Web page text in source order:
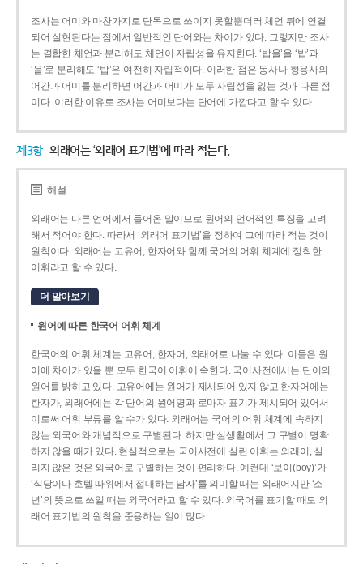
조사는 어미와 마찬가지로 단독으로 쓰이지 못할뿐더러 체언 뒤에 연결
되어 실현된다는 점에서 일반적인 단어와는 차이가 있다. 그렇지만 조사
는 결합한 체언과 분리해도 체언이 자립성을 유지한다. ‘밥을’을 ‘밥’과
‘을’로 분리해도 ‘밥’은 여전히 자립적이다. 이러한 점은 동사나 형용사의
어간과 어미를 분리하면 어간과 어미가 모두 자립성을 잃는 것과 다른 점
이다. 이러한 이유로 조사는 어미보다는 단어에 가깝다고 할 수 있다.
제3항 외래어는 ‘외래어 표기법’에 따라 적는다.
해설
외래어는 다른 언어에서 들어온 말이므로 원어의 언어적인 특징을 고려
해서 적어야 한다. 따라서 ‘외래어 표기법’을 정하여 그에 따라 적는 것이
원칙이다. 외래어는 고유어, 한자어와 함께 국어의 어휘 체계에 정착한
어휘라고 할 수 있다.
더 알아보기
원어에 따른 한국어 어휘 체계
한국어의 어휘 체계는 고유어, 한자어, 외래어로 나눌 수 있다. 이들은 원
어에 차이가 있을 뿐 모두 한국어 어휘에 속한다. 국어사전에서는 단어의
원어를 밝히고 있다. 고유어에는 원어가 제시되어 있지 않고 한자어에는
한자가, 외래어에는 각 단어의 원어명과 로마자 표기가 제시되어 있어서
이로써 어휘 부류를 알 수가 있다. 외래어는 국어의 어휘 체계에 속하지
않는 외국어와 개념적으로 구별된다. 하지만 실생활에서 그 구별이 명확
하지 않을 때가 있다. 현실적으로는 국어사전에 실린 어휘는 외래어, 실
리지 않은 것은 외국어로 구별하는 것이 편리하다. 예컨대 ‘보이(boy)’가
‘식당이나 호텔 따위에서 접대하는 남자’를 의미할 때는 외래어지만 ‘소
년’의 뜻으로 쓰일 때는 외국어라고 할 수 있다. 외국어를 표기할 때도 외
래어 표기법의 원칙을 준용하는 일이 많다.